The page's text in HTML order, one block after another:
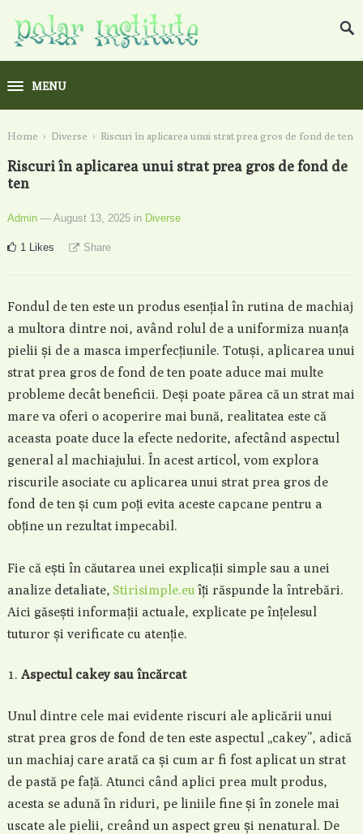
MENU
Home › Diverse › Riscuri în aplicarea unui strat prea gros de fond de ten
Riscuri în aplicarea unui strat prea gros de fond de
ten
Admin — August 13, 2025 in Diverse
1 Likes Share
Fondul de ten este un produs esențial în rutina de machiaj
a multora dintre noi, având rolul de a uniformiza nuanța
pielii și de a masca imperfecțiunile. Totuși, aplicarea unui
strat prea gros de fond de ten poate aduce mai multe
probleme decât beneficii. Deși poate părea că un strat mai
mare va oferi o acoperire mai bună, realitatea este că
aceasta poate duce la efecte nedorite, afectând aspectul
general al machiajului. În acest articol, vom explora
riscurile asociate cu aplicarea unui strat prea gros de
fond de ten și cum poți evita aceste capcane pentru a
obține un rezultat impecabil.
Fie că ești în căutarea unei explicații simple sau a unei
analize detaliate, Stirisimple.eu îți răspunde la întrebări.
Aici găsești informații actuale, explicate pe înțelesul
tuturor și verificate cu atenție.
Aspectul cakey sau încărcat
Unul dintre cele mai evidente riscuri ale aplicării unui
strat prea gros de fond de ten este aspectul „cakey”, adică
un machiaj care arată ca și cum ar fi fost aplicat un strat
de pastă pe față. Atunci când aplici prea mult produs,
acesta se adună în riduri, pe liniile fine și în zonele mai
uscate ale pielii, creând un aspect greu și nenatural. De